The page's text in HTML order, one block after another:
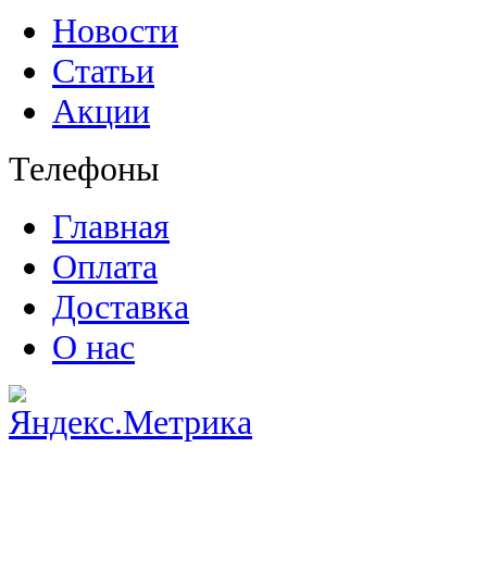
Новости
Статьи
Акции
Телефоны
Главная
Оплата
Доставка
О нас